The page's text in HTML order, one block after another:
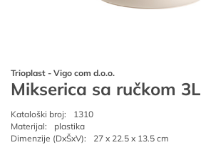
Trioplast - Vigo com d.o.o.
Mikserica sa ručkom 3L
Kataloški broj:
1310
Materijal:
plastika
Dimenzije (DxŠxV):
27 x 22.5 x 13.5 cm